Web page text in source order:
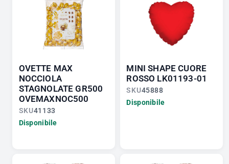
OVETTE MAX
NOCCIOLA
STAGNOLATE GR500
OVEMAXNOC500
SKU41133
Disponibile
MINI SHAPE CUORE
ROSSO LK01193-01
SKU45888
Disponibile